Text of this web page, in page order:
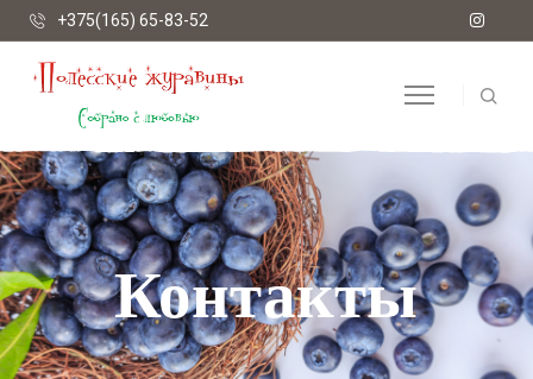
+375(165) 65-83-52
Контакты